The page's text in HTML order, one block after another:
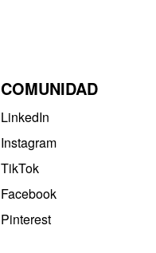
COMUNIDAD
LinkedIn
Instagram
TikTok
Facebook
Pinterest